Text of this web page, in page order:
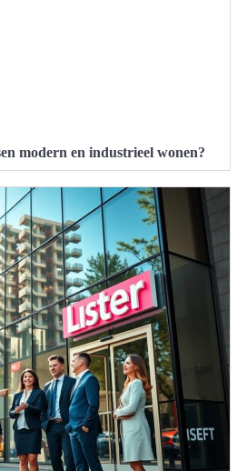
modern en industrieel wonen?